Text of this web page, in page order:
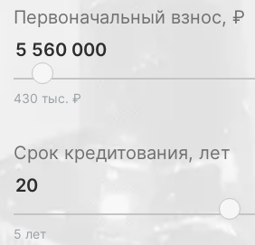
Первоначальный взнос, ₽
430 тыс. ₽
Срок кредитования, лет
5 лет